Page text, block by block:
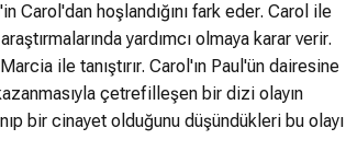
Carol'dan hoşlandığını fark eder. Carol ile
yardımcı olmaya karar verir.
ile tanıştırır. Carol'ın Paul'ün dairesine
çetrefilleşen bir dizi olayın
bir cinayet olduğunu düşündükleri bu olayı